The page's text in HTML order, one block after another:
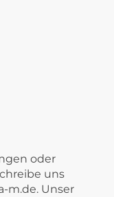
und gepflegte
oder
uns
m.de. Unser